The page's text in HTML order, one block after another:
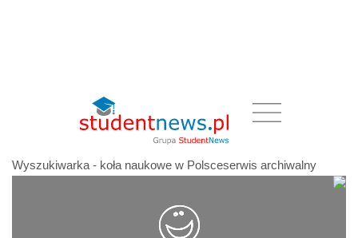
Wyszukiwarka - koła naukowe w Polsceserwis archiwalny